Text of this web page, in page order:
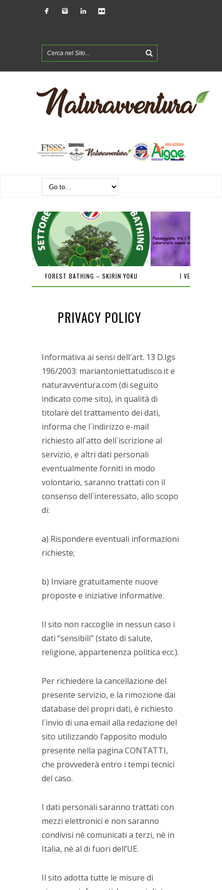
FOREST BATHING – SKIRIN YOKU I VENERDÌ
PRIVACY POLICY
Informativa ai sensi dell′art. 13 D.lgs
196/2003: mariantoniettatudisco.it e
naturavventura.com (di seguito
indicato come sito), in qualità di
titolare del trattamento dei dati,
informa che l`indirizzo e-mail
richiesto all`atto dell`iscrizione al
servizio, e altri dati personali
eventualmente forniti in modo
volontario, saranno trattati con il
consenso dell`interessato, allo scopo
di:
a) Rispondere eventuali informazioni
richieste;
b) Inviare gratuitamente nuove
proposte e iniziative informative.
Il sito non raccoglie in nessun caso i
dati “sensibili” (stato di salute,
religione, appartenenza politica ecc.).
Per richiedere la cancellazione del
presente servizio, e la rimozione dai
database dei propri dati, è richiesto
l`invio di una email alla redazione del
sito utilizzando l’apposito modulo
presente nella pagina CONTATTI,
che provvederà entro i tempi tecnici
del caso.
I dati personali saranno trattati con
mezzi elettronici e non saranno
condivisi né comunicati a terzi, nè in
Italia, nè al di fuori dell’UE.
Il sito adotta tutte le misure di